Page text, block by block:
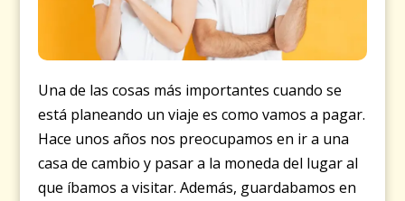
Una de las cosas más importantes cuando se
está planeando un viaje es como vamos a pagar.
Hace unos años nos preocupamos en ir a una
casa de cambio y pasar a la moneda del lugar al
que íbamos a visitar. Además, guardabamos en